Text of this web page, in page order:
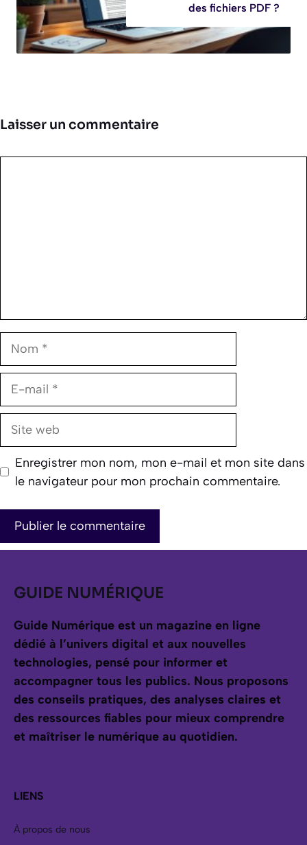
des fichiers PDF ?
Laisser un commentaire
Nom
E-
Site
Enregistrer mon nom, mon e-mail et mon site dans
le navigateur pour mon prochain commentaire.
GUIDE NUMÉRIQUE
Guide Numérique est un magazine en ligne
dédié à l’univers digital et aux nouvelles
technologies, pensé pour informer et
accompagner tous les publics. Nous proposons
des conseils pratiques, des analyses claires et
des ressources fiables pour mieux comprendre
et maîtriser le numérique au quotidien.
LIENS
À propos de nous